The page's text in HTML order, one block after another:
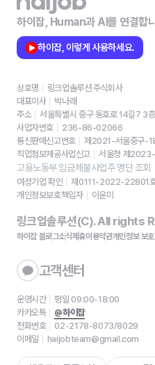
하이잡, Human과 AI를 연결합
하이잡, 이렇게 사용하세요.
상호명
링크업솔루션 주식회사
대표이사
박나래
주소
서울특별시 중구 동호로 14길7 3
사업자번호
236-86-02066
통신판매신고번호
제2021-서울중구-
직업정보제공사업신고
서울청 제
고용노동부 임금체불사업주 명단 조회
여성기업 확인
제0111-2022-22801
개인정보보호책임자
이윤미
링크업솔루션(C). All rights
하이잡 블로그소식제휴이용약관개인정보 보
고객센터
운영시간
평일 09:00-18:00
카카오톡
@하이잡
전화번호
02-2178-8073/8029
이메일
haijobteam@gmail.com